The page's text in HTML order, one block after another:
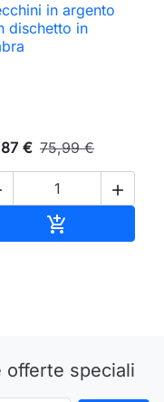
in argento
dischetto in
€ 75,99 €


offerte speciali